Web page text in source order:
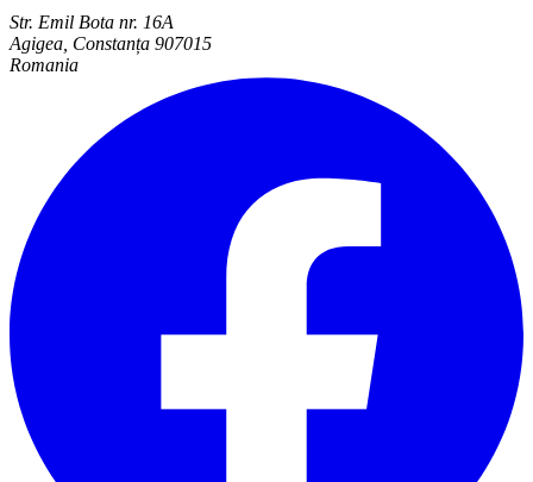
Str. Emil Bota nr. 16A
Agigea, Constanța 907015
Romania